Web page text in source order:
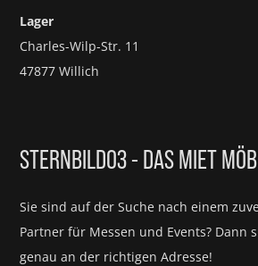
Lager
Charles-Wilp-Str. 11
47877 Willich
STERNBILD03 - DAS MIET
Sie sind auf der Suche nach einem
Partner für Messen und Events? Dann
genau an der richtigen Adresse!